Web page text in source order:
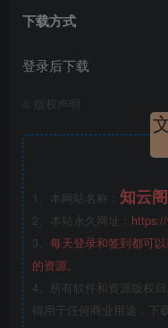
下载方式
登录后下载
版权声明
1、本网站名称： 知云
2、本站永久网址：
3、 每天登录和签到都可
的资源。
4、所有软件和资源版权
得用于任何商业用途，下